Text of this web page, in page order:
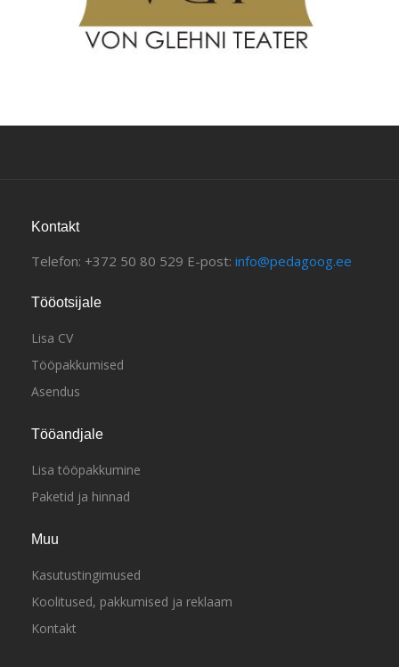
Kontakt
Telefon: +372 50 80 529 E-post: info@pedagoog.ee
Tööotsijale
Lisa CV
Tööpakkumised
Asendus
Tööandjale
Lisa tööpakkumine
Paketid ja hinnad
Muu
Kasutustingimused
Koolitused, pakkumised ja reklaam
Kontakt